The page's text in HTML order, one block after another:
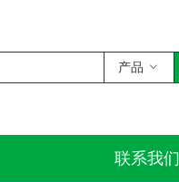
产品 ꀁ
联系我们